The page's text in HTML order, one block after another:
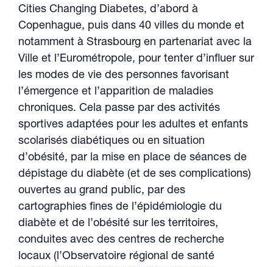
Cities Changing Diabetes, d’abord à
Copenhague, puis dans 40 villes du monde et
notamment à Strasbourg en partenariat avec la
Ville et l’Eurométropole, pour tenter d’influer sur
les modes de vie des personnes favorisant
l’émergence et l’apparition de maladies
chroniques. Cela passe par des activités
sportives adaptées pour les adultes et enfants
scolarisés diabétiques ou en situation
d’obésité, par la mise en place de séances de
dépistage du diabète (et de ses complications)
ouvertes au grand public, par des
cartographies fines de l’épidémiologie du
diabète et de l’obésité sur les territoires,
conduites avec des centres de recherche
locaux (l’Observatoire régional de santé